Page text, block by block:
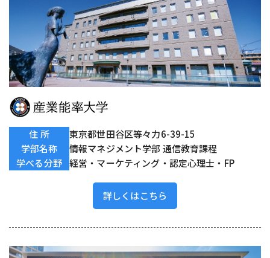
住 所
東京都世田谷区等々力6-39-15
学部名称
情報マネジメント学部 通信教育課程
学べる分野 経営・マーケティング・認定心理士・FP
詳しくはこちら